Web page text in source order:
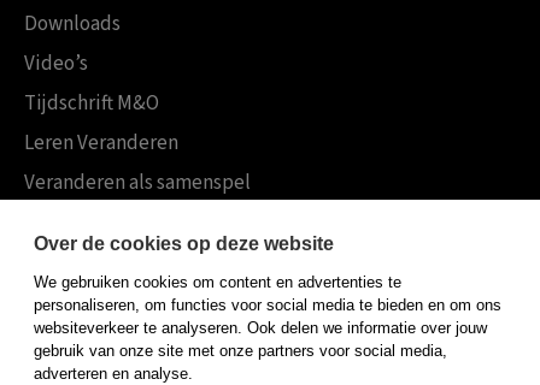
Downloads
Video’s
Tijdschrift M&O
Leren Veranderen
Veranderen als samenspel
Koninklijke Boom uitgevers
Boom Psychologie
Boom Hoger Onderwijs
Over de cookies op deze website
We gebruiken cookies om content en advertenties te
personaliseren, om functies voor social media te bieden en om ons
websiteverkeer te analyseren. Ook delen we informatie over jouw
gebruik van onze site met onze partners voor social media,
adverteren en analyse.